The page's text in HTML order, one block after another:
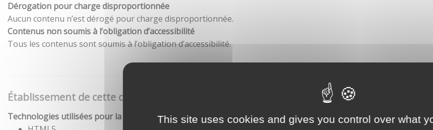
This site uses cookies and gives you control over what
Dérogation pour charge disproportionnée
Aucun contenu n’est dérogé pour charge disproportionnée.
Contenus non soumis à l’obligation d’accessibilité
Tous les contenus sont soumis à l’obligation d’accessibilité.
Établissement de cette déclaration d'accessibilité
Technologies utilisées pour la réalisation du site